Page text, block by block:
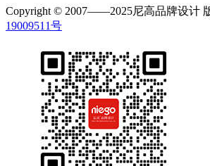
Copyright © 2007——2025尼高品牌设计
19009511号